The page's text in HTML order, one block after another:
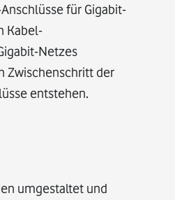
für Gigabit-
Kabel-
Netzes
Zwischenschritt der
entstehen.
umgestaltet und